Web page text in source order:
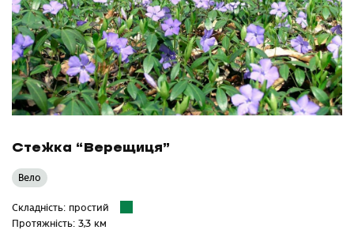
Стежка “Верещиця”
Вело
Складність: простий
Протяжність: 3,3 км